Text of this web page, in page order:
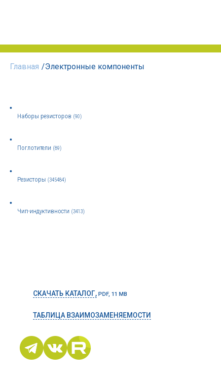
Главная /Электронные компоненты
Наборы резисторов (90)
Поглотители (89)
Резисторы (345484)
Чип-индуктивности (3413)
СКАЧАТЬ КАТАЛОГ, PDF, 11 MB
ТАБЛИЦА ВЗАИМОЗАМЕНЯЕМОСТИ